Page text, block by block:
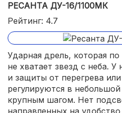
РЕСАНТА ДУ-16/1100МК
Рейтинг: 4.7
Ударная дрель, которая
не хватает звезд с неба. У
и защиты от перегрева
регулируются в
крупным шагом. Нет
направленных на